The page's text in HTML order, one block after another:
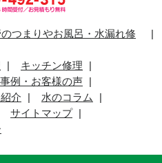
つまりやお風呂・水漏れ修
キッチン修理
事例・お客様の声
介
水のコラム
サイトマップ